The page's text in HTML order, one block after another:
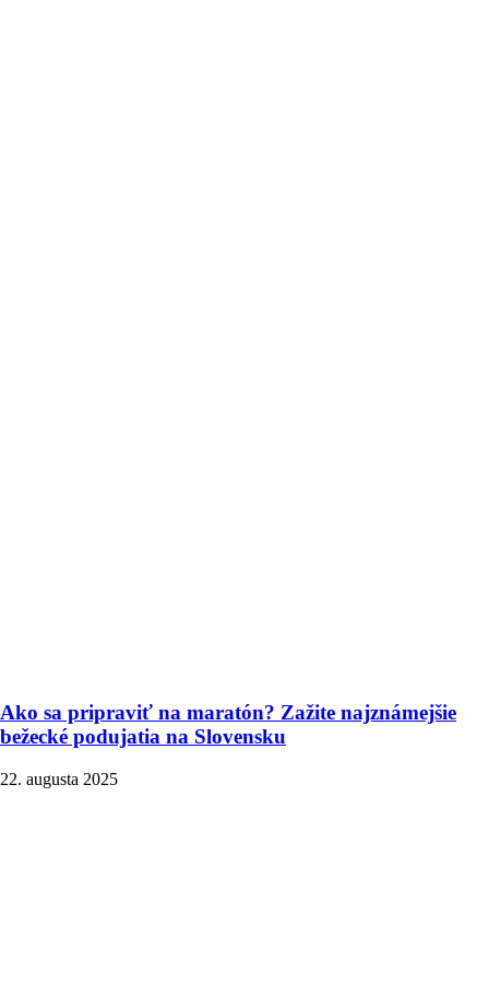
Ako sa pripraviť na maratón? Zažite najznámejšie
bežecké podujatia na Slovensku
22. augusta 2025